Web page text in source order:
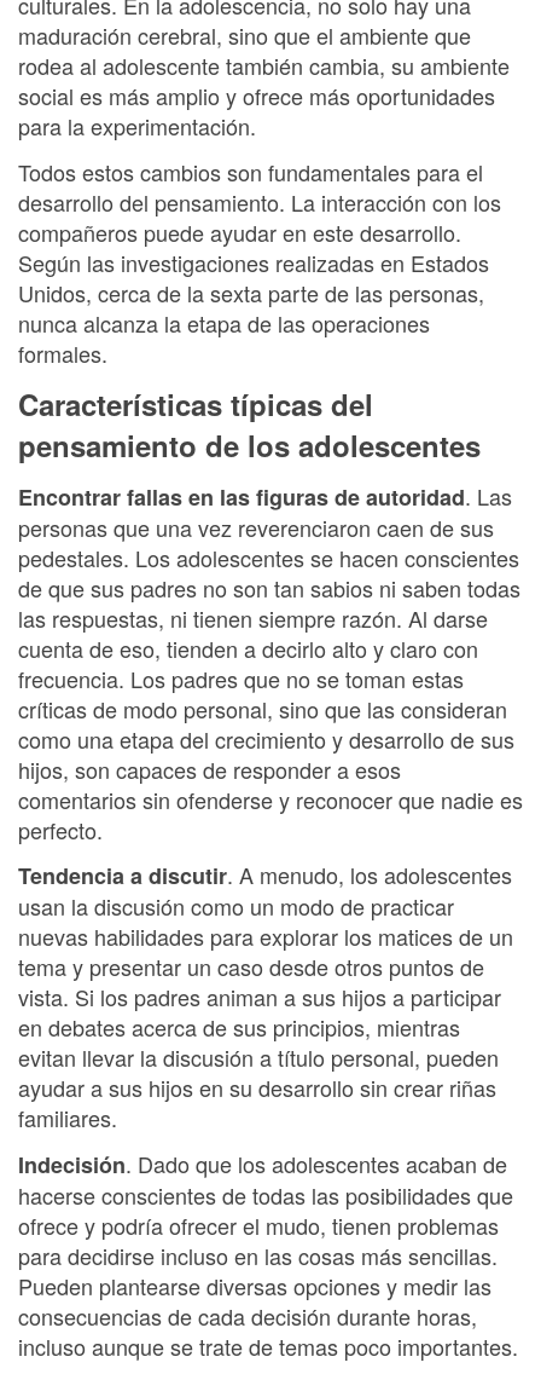
maduración cerebral, sino que el ambiente que
rodea al adolescente también cambia, su ambiente
social es más amplio y ofrece más oportunidades
para la experimentación.
Todos estos cambios son fundamentales para el
desarrollo del pensamiento. La interacción con los
compañeros puede ayudar en este desarrollo.
Según las investigaciones realizadas en Estados
Unidos, cerca de la sexta parte de las personas,
nunca alcanza la etapa de las operaciones
formales.
Características típicas del
pensamiento de los adolescentes
Encontrar fallas en las figuras de autoridad. Las
personas que una vez reverenciaron caen de sus
pedestales. Los adolescentes se hacen conscientes
de que sus padres no son tan sabios ni saben todas
las respuestas, ni tienen siempre razón. Al darse
cuenta de eso, tienden a decirlo alto y claro con
frecuencia. Los padres que no se toman estas
críticas de modo personal, sino que las consideran
como una etapa del crecimiento y desarrollo de sus
hijos, son capaces de responder a esos
comentarios sin ofenderse y reconocer que nadie es
perfecto.
Tendencia a discutir. A menudo, los adolescentes
usan la discusión como un modo de practicar
nuevas habilidades para explorar los matices de un
tema y presentar un caso desde otros puntos de
vista. Si los padres animan a sus hijos a participar
en debates acerca de sus principios, mientras
evitan llevar la discusión a título personal, pueden
ayudar a sus hijos en su desarrollo sin crear riñas
familiares.
Indecisión. Dado que los adolescentes acaban de
hacerse conscientes de todas las posibilidades que
ofrece y podría ofrecer el mudo, tienen problemas
para decidirse incluso en las cosas más sencillas.
Pueden plantearse diversas opciones y medir las
consecuencias de cada decisión durante horas,
incluso aunque se trate de temas poco importantes.